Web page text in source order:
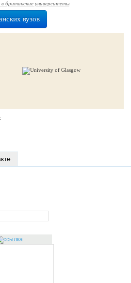
британские университеты
вузов